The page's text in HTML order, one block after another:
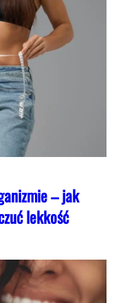
– jak
lekkość